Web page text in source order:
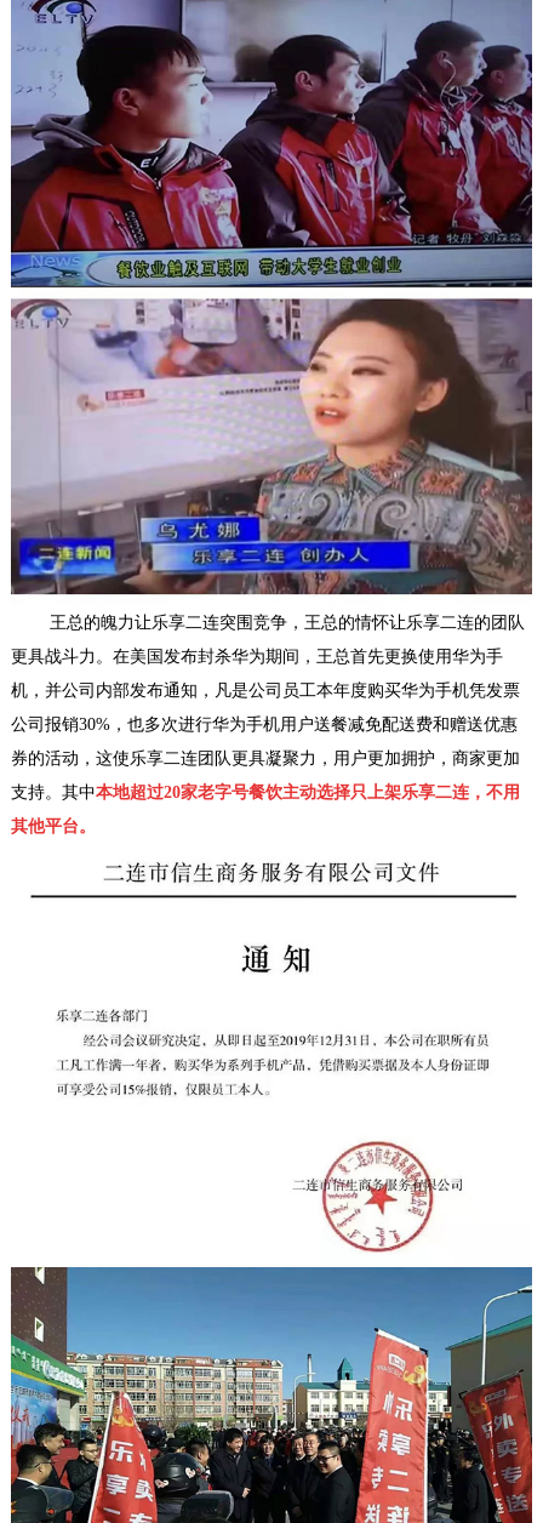
王总的魄力让乐享二连突围竞争，王总的情怀让乐享二连的团队
更具战斗力。在美国发布封杀华为期间，王总首先更换使用华为手
机，并公司内部发布通知，凡是公司员工本年度购买华为手机凭发票
公司报销30%，也多次进行华为手机用户送餐减免配送费和赠送优惠
券的活动，这使乐享二连团队更具凝聚力，用户更加拥护，商家更加
支持。其中本地超过20家老字号餐饮主动选择只上架乐享二连，不用
其他平台。